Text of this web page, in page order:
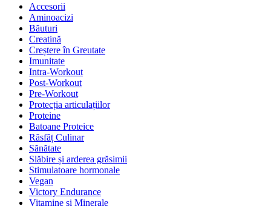
Accesorii
Aminoacizi
Băuturi
Creatină
Creștere în Greutate
Imunitate
Intra-Workout
Post-Workout
Pre-Workout
Protecția articulațiilor
Proteine
Batoane Proteice
Răsfăț Culinar
Sănătate
Slăbire și arderea grăsimii
Stimulatoare hormonale
Vegan
Victory Endurance
Vitamine și Minerale